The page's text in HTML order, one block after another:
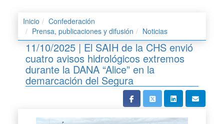
Inicio
Confederación
Prensa, publicaciones y difusión
Noticias
11/10/2025 | El SAIH de la CHS envió
cuatro avisos hidrológicos extremos
durante la DANA “Alice” en la
demarcación del Segura